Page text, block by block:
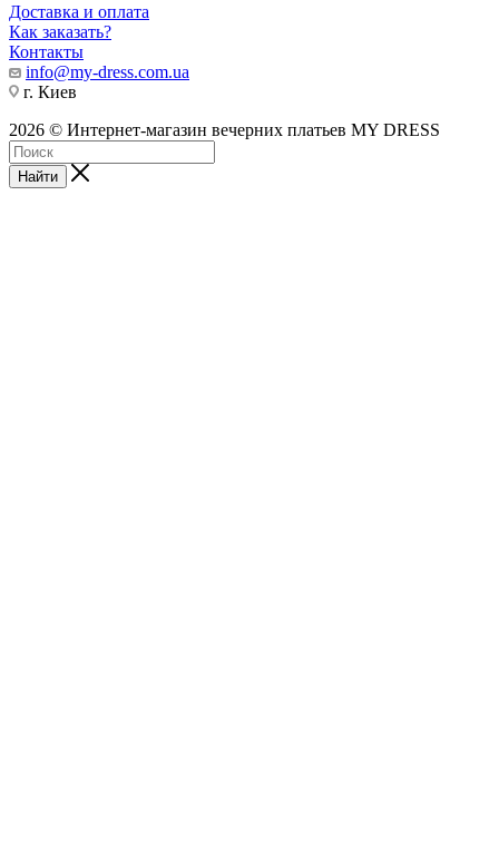
Доставка и оплата
Как заказать?
Контакты
info@my-dress.com.ua
г. Киев
2026 © Интернет-магазин вечерних платьев MY DRESS
Найти